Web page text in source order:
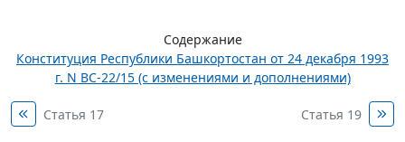
Содержание
Конституция Республики Башкортостан от 24 декабря 1993
г. N ВС-22/15 (с изменениями и дополнениями)
Статья 17 Статья 19